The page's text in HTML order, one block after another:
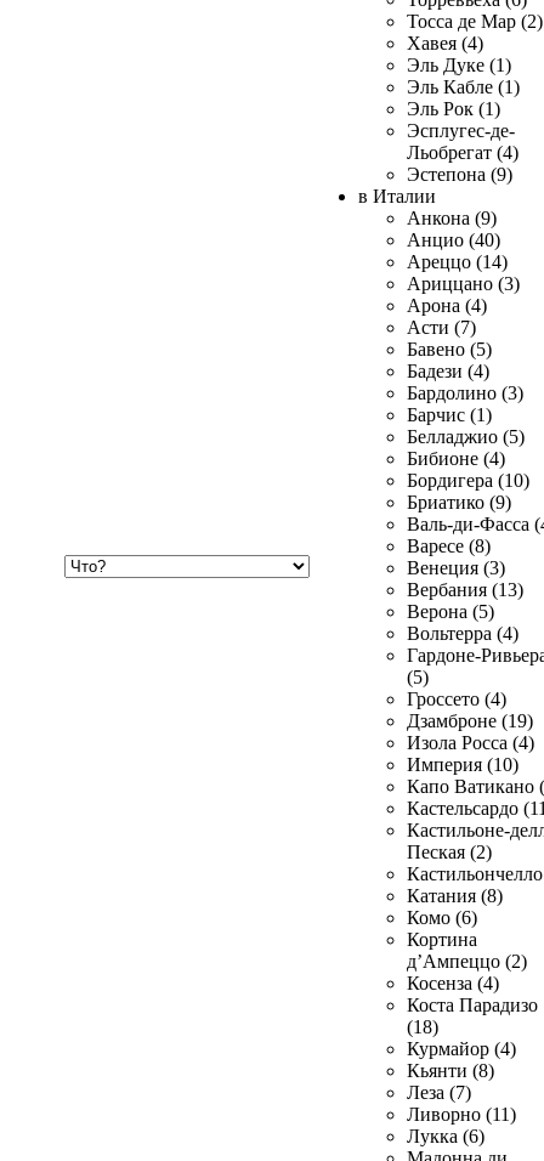
Тосса де Мар (2)
Хавея (4)
Эль Дуке (1)
Эль Кабле (1)
Эль Рок (1)
Эсплугес-де-
Льобрегат (4)
Эстепона (9)
в Италии
Анкона (9)
Анцио (40)
Ареццо (14)
Ариццано (3)
Арона (4)
Асти (7)
Бавено (5)
Бадези (4)
Бардолино (3)
Барчис (1)
Белладжио (5)
Бибионе (4)
Бордигера (10)
Бриатико (9)
Валь-ди-Фасса
Варесе (8)
Венеция (3)
Вербания (13)
Верона (5)
Вольтерра (4)
Гардоне-
(5)
Гроссето (4)
Дзамброне (19)
Изола Росса (4)
Империя (10)
Капо Ватикано
Кастельсардо
Кастильоне-
Пеская (2)
Катания (8)
Комо (6)
Кортина
д’Ампеццо (2)
Косенза (4)
Коста Парадизо
(18)
Курмайор (4)
Кьянти (8)
Леза (7)
Ливорно (11)
Лукка (6)